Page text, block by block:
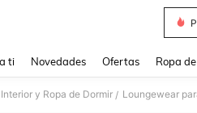
ti Novedades Ofertas Ropa
y Ropa de Dormir / Loungewear